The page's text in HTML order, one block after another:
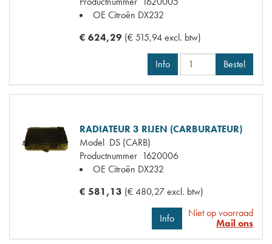
OE Citroën DX232
€ 624,29 (€ 515,94 excl. btw)
Info Bestel
RADIATEUR 3 RIJEN (CARBURATEUR)
Model DS (CARB)
Productnummer 1620006
OE Citroën DX232
€ 581,13 (€ 480,27 excl. btw)
Info
Niet op voorraad
Mail ons